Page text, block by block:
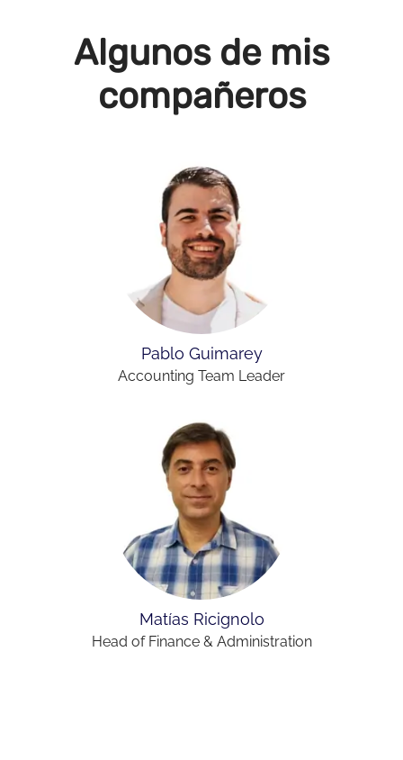
Algunos de mis
compañeros
Pablo Guimarey
Accounting Team Leader
Matías Ricignolo
Head of Finance & Administration